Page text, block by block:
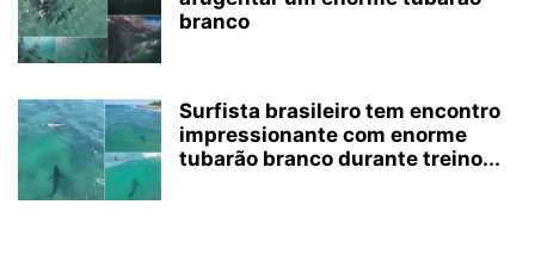
branco
Surfista brasileiro tem encontro
impressionante com enorme
tubarão branco durante treino...